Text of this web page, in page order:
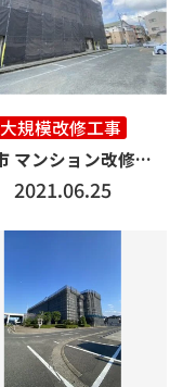
大規模改修工事
春日市 マンション改修工事 1500㎡
2021.06.25